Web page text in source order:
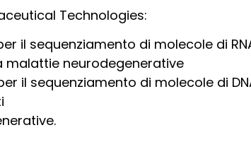
Technologies:
il sequenziamento di molecole di
neurodegenerative
il sequenziamento di molecole di